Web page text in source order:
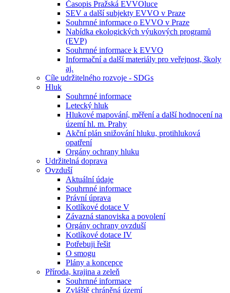
Časopis Pražská EVVOluce
SEV a další subjekty EVVO v Praze
Souhrnné informace o EVVO v Praze
Nabídka ekologických výukových programů
(EVP)
Souhrnné informace k EVVO
Informační a další materiály pro veřejnost, školy
aj.
Cíle udržitelného rozvoje - SDGs
Hluk
Souhrnné informace
Letecký hluk
Hlukové mapování, měření a další hodnocení na
území hl. m. Prahy
Akční plán snižování hluku, protihluková
opatření
Orgány ochrany hluku
Udržitelná doprava
Ovzduší
Aktuální údaje
Souhrnné informace
Právní úprava
Kotlíkové dotace V
Závazná stanoviska a povolení
Orgány ochrany ovzduší
Kotlíkové dotace IV
Potřebuji řešit
O smogu
Plány a koncepce
Příroda, krajina a zeleň
Souhrnné informace
Zvláště chráněná území